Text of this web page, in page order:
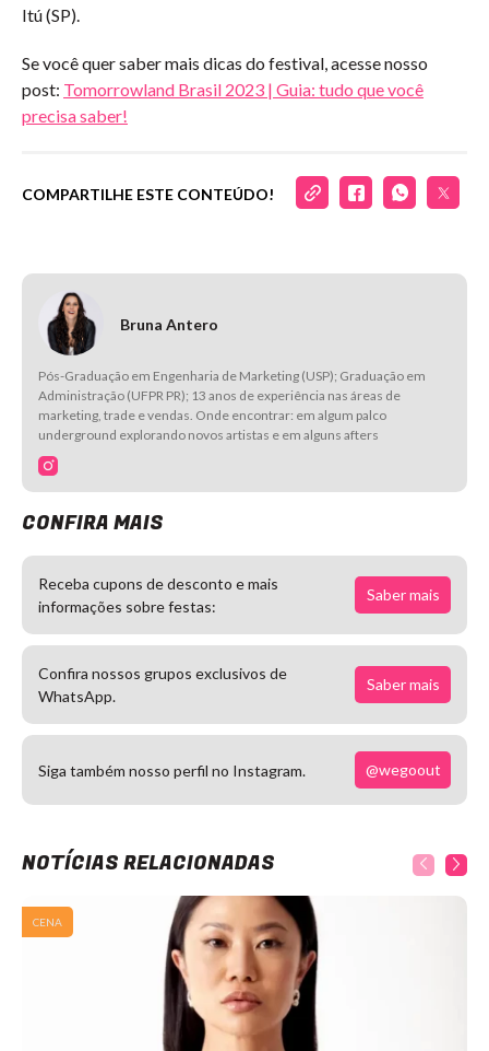
Itú (SP).
Se você quer saber mais dicas do festival, acesse nosso
post: Tomorrowland Brasil 2023 | Guia: tudo que você
precisa saber!
COMPARTILHE ESTE CONTEÚDO!
Bruna Antero
Pós-Graduação em Engenharia de Marketing (USP); Graduação em
Administração (UFPR PR); 13 anos de experiência nas áreas de
marketing, trade e vendas. Onde encontrar: em algum palco
underground explorando novos artistas e em alguns afters
CONFIRA MAIS
Receba cupons de desconto e mais
informações sobre festas:
Saber mais
Confira nossos grupos exclusivos de
WhatsApp.
Saber mais
Siga também nosso perfil no Instagram. @wegoout
NOTÍCIAS RELACIONADAS
CENA